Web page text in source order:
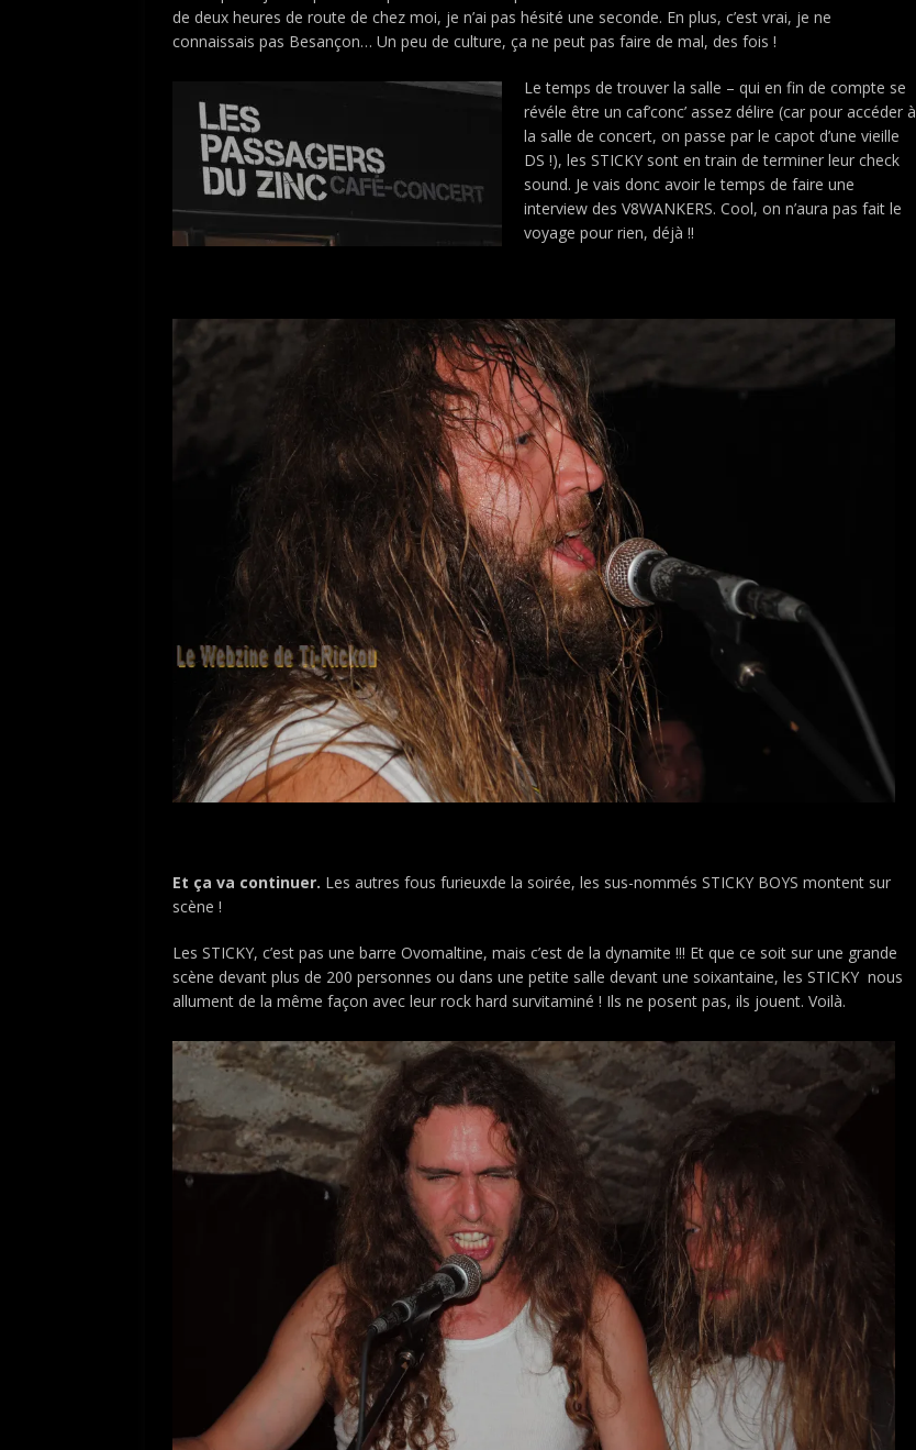
de deux heures de route de chez moi, je n’ai pas hésité une seconde. En plus, c’est vrai, je ne
connaissais pas Besançon… Un peu de culture, ça ne peut pas faire de mal, des fois !
Le temps de trouver la salle – qui en fin de compte se
révéle être un caf’conc’ assez délire (car pour accéder à
la salle de concert, on passe par le capot d’une vieille
DS !), les STICKY sont en train de terminer leur check
sound. Je vais donc avoir le temps de faire une
interview des V8WANKERS. Cool, on n’aura pas fait le
voyage pour rien, déjà !!
Et ça va continuer. Les autres fous furieuxde la soirée, les sus-nommés STICKY BOYS montent sur
scène !
Les STICKY, c’est pas une barre Ovomaltine, mais c’est de la dynamite !!! Et que ce soit sur une grande
scène devant plus de 200 personnes ou dans une petite salle devant une soixantaine, les STICKY nous
allument de la même façon avec leur rock hard survitaminé ! Ils ne posent pas, ils jouent. Voilà.